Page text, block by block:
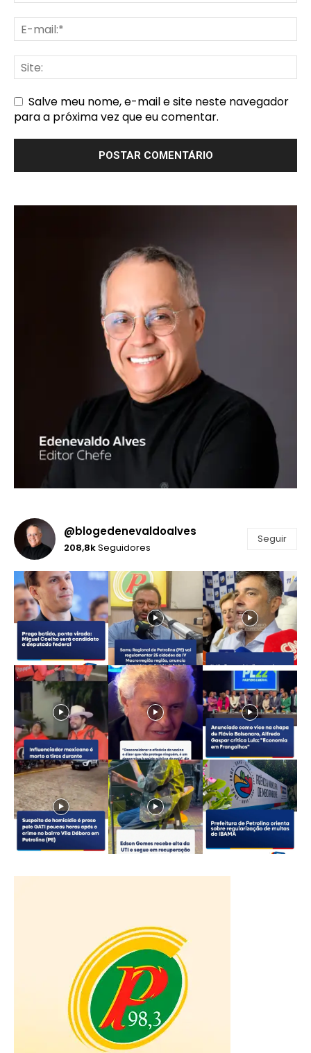
Salve meu nome, e-mail e site neste navegador
para a próxima vez que eu comentar.
@blogedenevaldoalves
208,8kSeguidores
Seguir